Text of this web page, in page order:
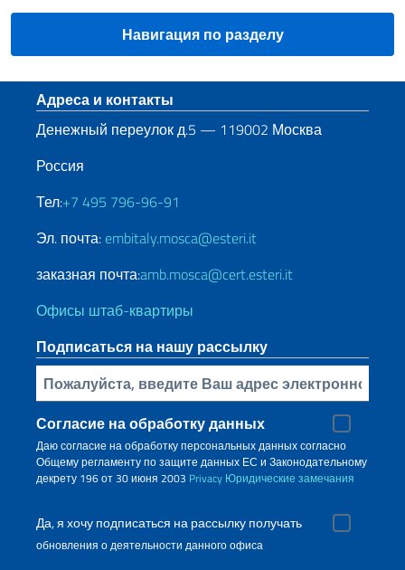
Навигация по разделу
Нижний колонтитул
Адреса и контакты
Денежный переулок д.5 — 119002 Москва
Россия
Тел:+7 495 796-96-91
Эл. почта: embitaly.mosca@esteri.it
заказная почта:amb.mosca@cert.esteri.it
Офисы штаб-квартиры
Подписаться на нашу рассылку
Bставьте свой адрес электронной почты
Согласие на обработку данных
Даю согласие на обработку персональных данных согласно
Общему регламенту по защите данных ЕС и Законодательному
декрету 196 от 30 июня 2003 Privacy Юридические замечания
Да, я хочу подписаться на рассылку получать
обновления о деятельности данного офиса